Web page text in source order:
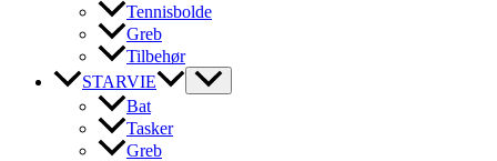
Tennisbolde
Greb
Tilbehør
STARVIE
Bat
Tasker
Greb